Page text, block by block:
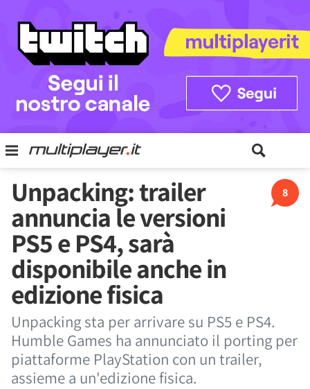
8
Unpacking: trailer
annuncia le versioni
PS5 e PS4, sarà
disponibile anche in
edizione fisica
Unpacking sta per arrivare su PS5 e PS4.
Humble Games ha annunciato il porting per
piattaforme PlayStation con un trailer,
assieme a un'edizione fisica.